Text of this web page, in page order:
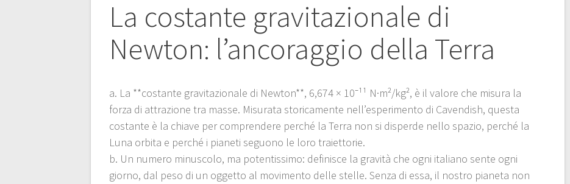
La costante gravitazionale di
Newton: l’ancoraggio della Terra
a. La **costante gravitazionale di Newton**, 6,674 × 10⁻¹¹ N·m²/kg², è il valore che misura la
forza di attrazione tra masse. Misurata storicamente nell’esperimento di Cavendish, questa
costante è la chiave per comprendere perché la Terra non si disperde nello spazio, perché la
Luna orbita e perché i pianeti seguono le loro traiettorie.
b. Un numero minuscolo, ma potentissimo: definisce la gravità che ogni italiano sente ogni
giorno, dal peso di un oggetto al movimento delle stelle. Senza di essa, il nostro pianeta non